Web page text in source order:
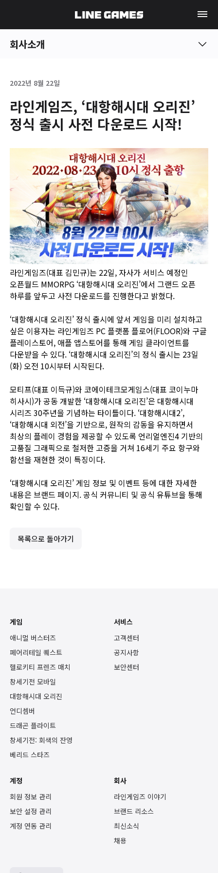
회사소개
2022년 8월 22일
라인게임즈, ‘대항해시대 오리진’
정식 출시 사전 다운로드 시작!
라인게임즈(대표 김민규)는 22일, 자사가 서비스 예정인
오픈월드 MMORPG ‘대항해시대 오리진’에서 그랜드 오픈
하루를 앞두고 사전 다운로드를 진행한다고 밝혔다.
‘대항해시대 오리진’ 정식 출시에 앞서 게임을 미리 설치하고
싶은 이용자는 라인게임즈 PC 플랫폼 플로어(FLOOR)와 구글
플레이스토어, 애플 앱스토어를 통해 게임 클라이언트를
다운받을 수 있다. ‘대항해시대 오리진’의 정식 출시는 23일
(화) 오전 10시부터 시작된다.
모티프(대표 이득규)와 코에이테크모게임스(대표 코이누마
히사시)가 공동 개발한 ‘대항해시대 오리진’은 대항해시대
시리즈 30주년을 기념하는 타이틀이다. ‘대항해시대2’,
‘대항해시대 외전’을 기반으로, 원작의 감동을 유지하면서
최상의 플레이 경험을 제공할 수 있도록 언리얼엔진4 기반의
고품질 그래픽으로 철저한 고증을 거쳐 16세기 주요 항구와
함선을 재현한 것이 특징이다.
‘대항해시대 오리진’ 게임 정보 및 이벤트 등에 대한 자세한
내용은 브랜드 페이지.공식 커뮤니티 및 공식 유튜브을 통해
확인할 수 있다.
목록으로 돌아가기
게임
애니멀 버스터즈
페어리테일 퀘스트
헬로키티 프렌즈 매치
창세기전 모바일
대항해시대 오리진
언디셈버
드래곤 플라이트
창세기전: 회색의 잔영
베리드 스타즈
서비스
고객센터
공지사항
보안센터
계정
회원 정보 관리
보안 설정 관리
계정 연동 관리
회사
라인게임즈 이야기
브랜드 리소스
최신소식
채용